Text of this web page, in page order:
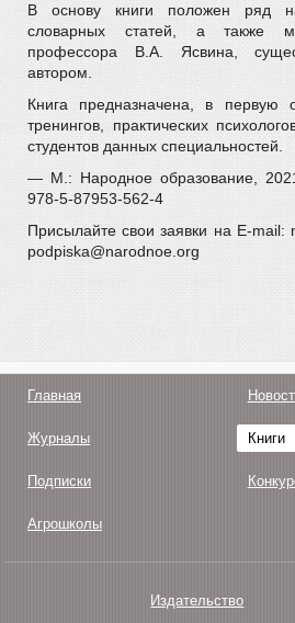
В основу книги положен ряд
словарных статей, а также
профессора В.А. Ясвина,
автором.
Книга предназначена, в первую
тренингов, практических
студентов данных специальностей.
— М.: Народное образование,
978-5-87953-562-4
Присылайте свои заявки на E-mail:
podpiska@narodnoe.org
Главная
Журналы Книги
Подписки
Агрошколы
Издательство